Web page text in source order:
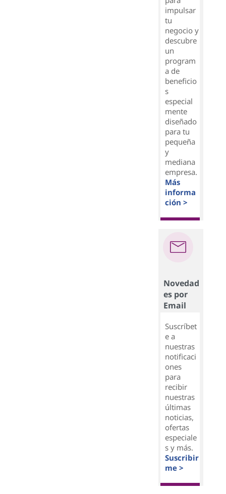
impulsar
tu
negocio y
descubre
un
program
a de
beneficio
s
especial
mente
diseñado
para tu
pequeña
y
mediana
empresa.
Más
informa
ción >
Novedad
es por
Email
Suscríbet
e a
nuestras
notificaci
ones
para
recibir
nuestras
últimas
noticias,
ofertas
especiale
s y más.
Suscribir
me >